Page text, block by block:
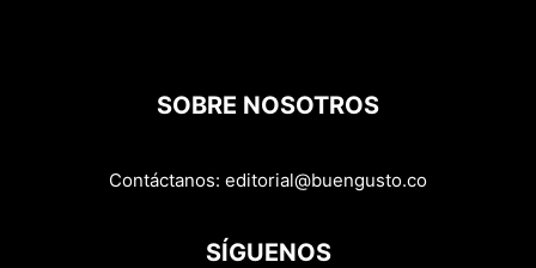
SOBRE NOSOTROS
Contáctanos: editorial@buengusto.co
SÍGUENOS